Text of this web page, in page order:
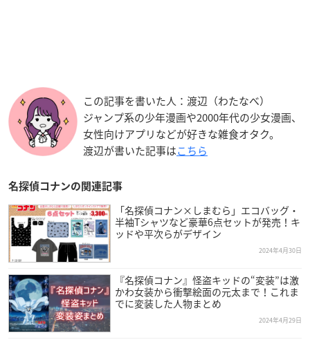
この記事を書いた人：渡辺（わたなべ）
ジャンプ系の少年漫画や2000年代の少女漫画、
女性向けアプリなどが好きな雑食オタク。
渡辺が書いた記事はこちら
名探偵コナンの関連記事
「名探偵コナン×しまむら」エコバッグ・
半袖Tシャツなど豪華6点セットが発売！キ
ッドや平次らがデザイン
2024年4月30日
『名探偵コナン』怪盗キッドの“変装”は激
かわ女装から衝撃絵面の元太まで！これま
でに変装した人物まとめ
2024年4月29日